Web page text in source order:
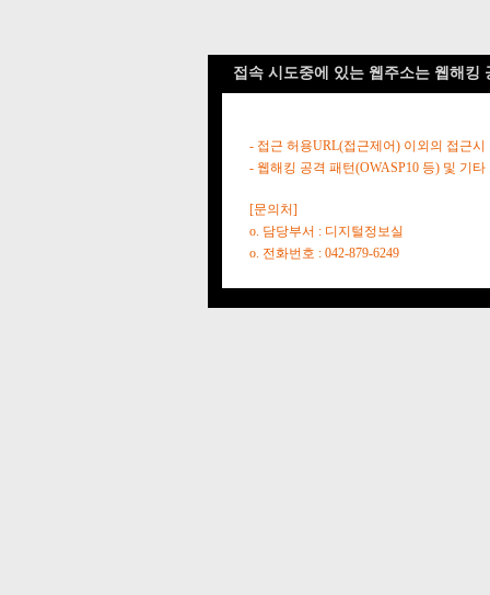
접속 시도중에 있는 웹주소는 웹해킹
- 접근 허용URL(접근제어) 이외의 접근시
- 웹해킹 공격 패턴(OWASP10 등) 및 기
[문의처]
o. 담당부서 : 디지털정보실
o. 전화번호 : 042-879-6249